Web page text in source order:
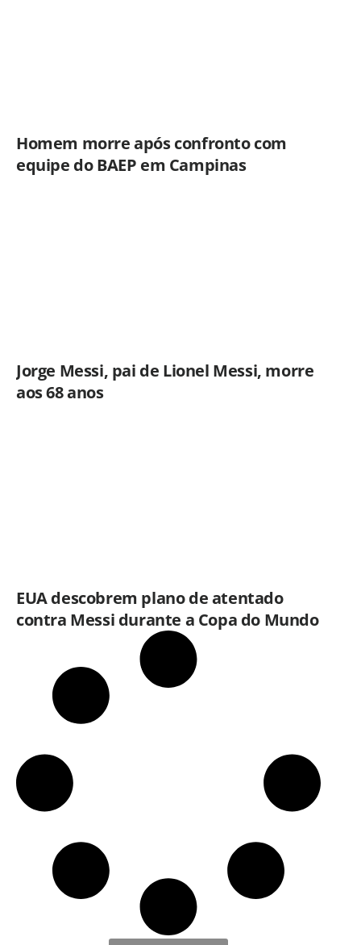
Homem morre após confronto com
equipe do BAEP em Campinas
Jorge Messi, pai de Lionel Messi, morre
aos 68 anos
EUA descobrem plano de atentado
contra Messi durante a Copa do Mundo